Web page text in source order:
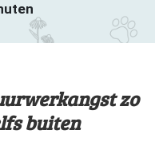
zo
buiten